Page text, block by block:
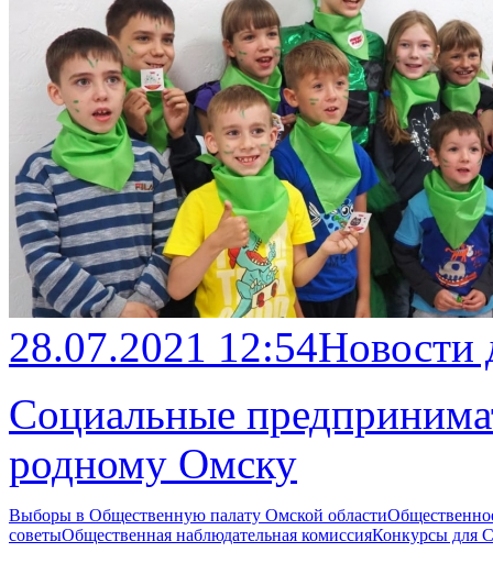
28.07.2021 12:54
Социальные
родному Омску
Выборы в Общественную палату Омской области
советыОбщественная наблюдательная комиссияКонкурсы